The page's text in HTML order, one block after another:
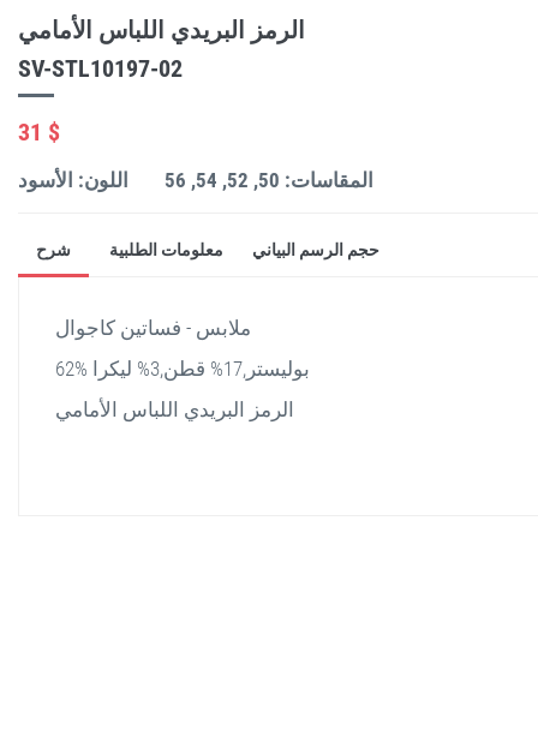
الرمز البريدي اللباس الأمامي
SV-STL10197-02
31 $
اللون: الأسود المقاسات: 50, 52, 54, 56
شرح معلومات الطلبية حجم الرسم البياني
ملابس - فساتين كاجوال
62% بوليستر,17% قطن,3% ليكرا
الرمز البريدي اللباس الأمامي